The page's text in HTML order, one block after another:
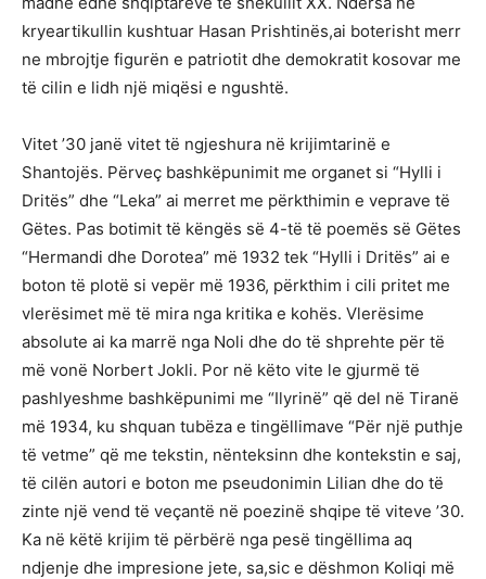
kryeartikullin kushtuar Hasan Prishtinës,ai boterisht merr
ne mbrojtje figurën e patriotit dhe demokratit kosovar me
të cilin e lidh një miqësi e ngushtë.
Vitet ’30 janë vitet të ngjeshura në krijimtarinë e
Shantojës. Përveç bashkëpunimit me organet si “Hylli i
Dritës” dhe “Leka” ai merret me përkthimin e veprave të
Gëtes. Pas botimit të këngës së 4-të të poemës së Gëtes
“Hermandi dhe Dorotea” më 1932 tek “Hylli i Dritës” ai e
boton të plotë si vepër më 1936, përkthim i cili pritet me
vlerësimet më të mira nga kritika e kohës. Vlerësime
absolute ai ka marrë nga Noli dhe do të shprehte për të
më vonë Norbert Jokli. Por në këto vite le gjurmë të
pashlyeshme bashkëpunimi me “Ilyrinë” që del në Tiranë
më 1934, ku shquan tubëza e tingëllimave “Për një puthje
të vetme” që me tekstin, nënteksinn dhe kontekstin e saj,
të cilën autori e boton me pseudonimin Lilian dhe do të
zinte një vend të veçantë në poezinë shqipe të viteve ’30.
Ka në këtë krijim të përbërë nga pesë tingëllima aq
ndjenje dhe impresione jete, sa,sic e dëshmon Koliqi më